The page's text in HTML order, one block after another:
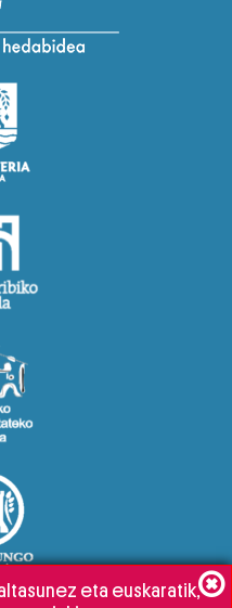
eta euskaratik,